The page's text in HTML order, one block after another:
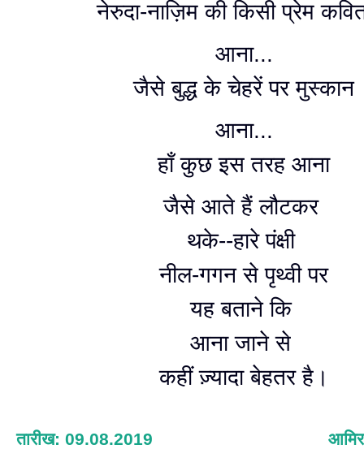
नेरुदा-नाज़िम की किसी प्रेम
आना...
जैसे बुद्ध के चेहरें पर मुस्कान
आना...
हाँ कुछ इस तरह आना
जैसे आते हैं लौटकर
थके--हारे पंक्षी
नील-गगन से पृथ्वी पर
यह बताने कि
आना जाने से
कहीं ज़्यादा बेहतर है।
तारीख: 09.08.2019 आमिर